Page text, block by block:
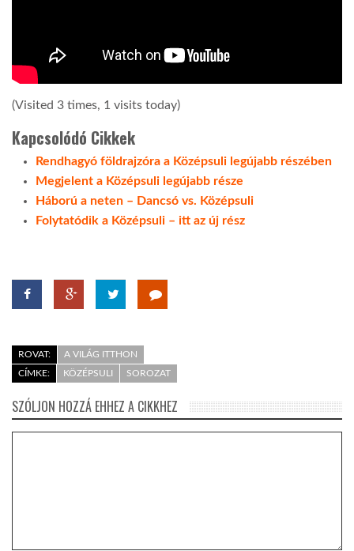
GLOBOBOOK
(Visited 3 times, 1 visits today)
Kapcsolódó Cikkek
Rendhagyó földrajzóra a Középsuli legújabb részében
Megjelent a Középsuli legújabb része
Háború a neten – Dancsó vs. Középsuli
Folytatódik a Középsuli – itt az új rész
ROVAT:
A VILÁG ITTHON
CÍMKE:
KÖZÉPSULI SOROZAT
SZÓLJON HOZZÁ EHHEZ A CIKKHEZ